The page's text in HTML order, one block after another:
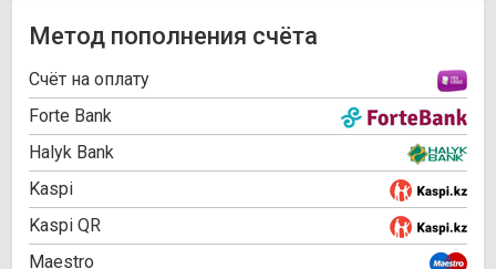
Метод пополнения счёта
Cчёт на оплату
Forte Bank
Halyk Bank
Kaspi
Kaspi QR
Maestro